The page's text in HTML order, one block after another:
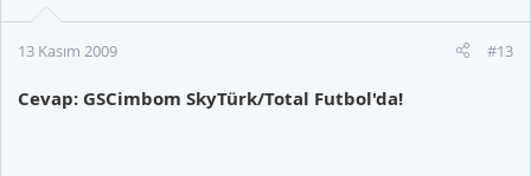
13 Kasım 2009 #13
Cevap: GSCimbom SkyTürk/Total Futbol'da!